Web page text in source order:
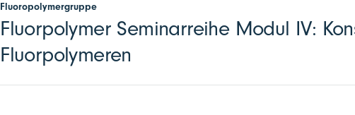
Fluoropolymergruppe
Fluorpolymer Seminarreihe Modul IV:
Fluorpolymeren